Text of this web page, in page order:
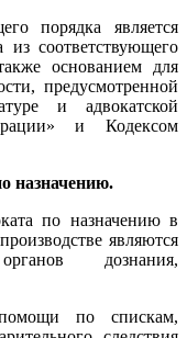
порядка является
из соответствующего
основанием для
предусмотренной
и адвокатской
и Кодексом
назначению.
по назначению в
являются
дознания,
по спискам,